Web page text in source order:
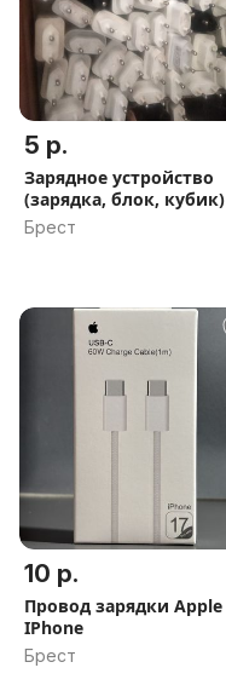
5 р.
Зарядное устройство
(зарядка, блок, кубик)
Брест
10 р.
Провод зарядки Apple
IPhone
Брест